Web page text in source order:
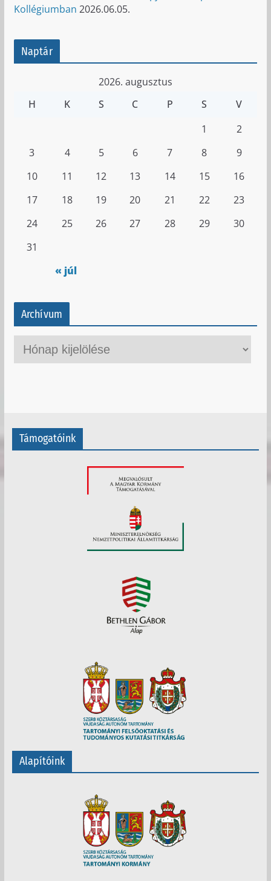
Kollégiumban 2026.06.05.
Naptár
2026. augusztus
H
K S C P S V
« júl
1
2
3
4 5 6 7 8
9
10
11 12 13 14 15
16
17
18 19 20 21 22
23
24
25 26 27 28 29
30
31
Archívum
r
Támogatóink
Alapítóink